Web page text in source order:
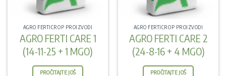
AGRO FERTICROP PROIZVODI
AGRO FERTI CARE 1
(14-11-25 + 1 MGO)
PROČITAJTE JOŠ
AGRO FERTICROP PROIZVODI
AGRO FERTI CARE 2
(24-8-16 + 4 MGO)
PROČITAJTE JOŠ